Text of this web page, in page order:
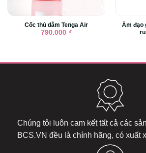
Cốc thủ dâm Tenga Air
790.000 ₫
Âm đạo
Chúng tôi luôn cam kết tất cả các
BCS.VN đều là chính hãng, có xuất